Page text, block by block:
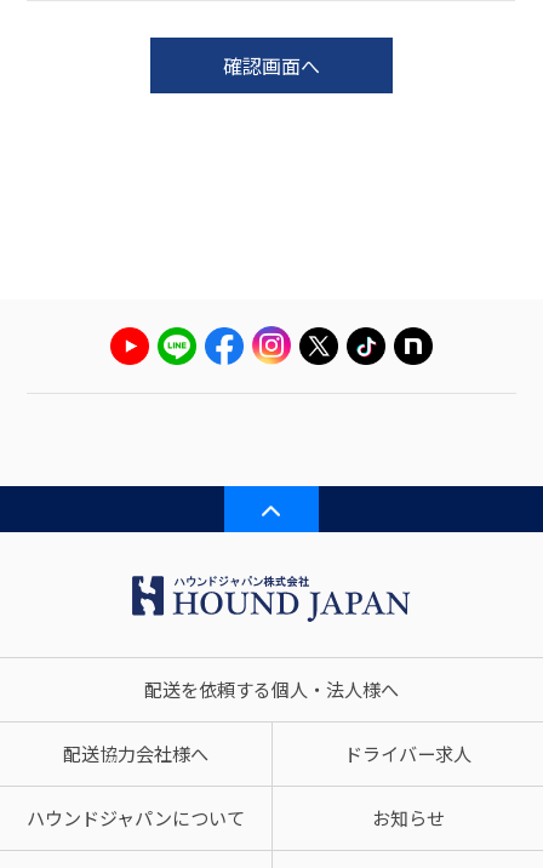
配送を依頼する個人・法人様へ
配送協力会社様へ ドライバー求人
ハウンドジャパンについて お知らせ